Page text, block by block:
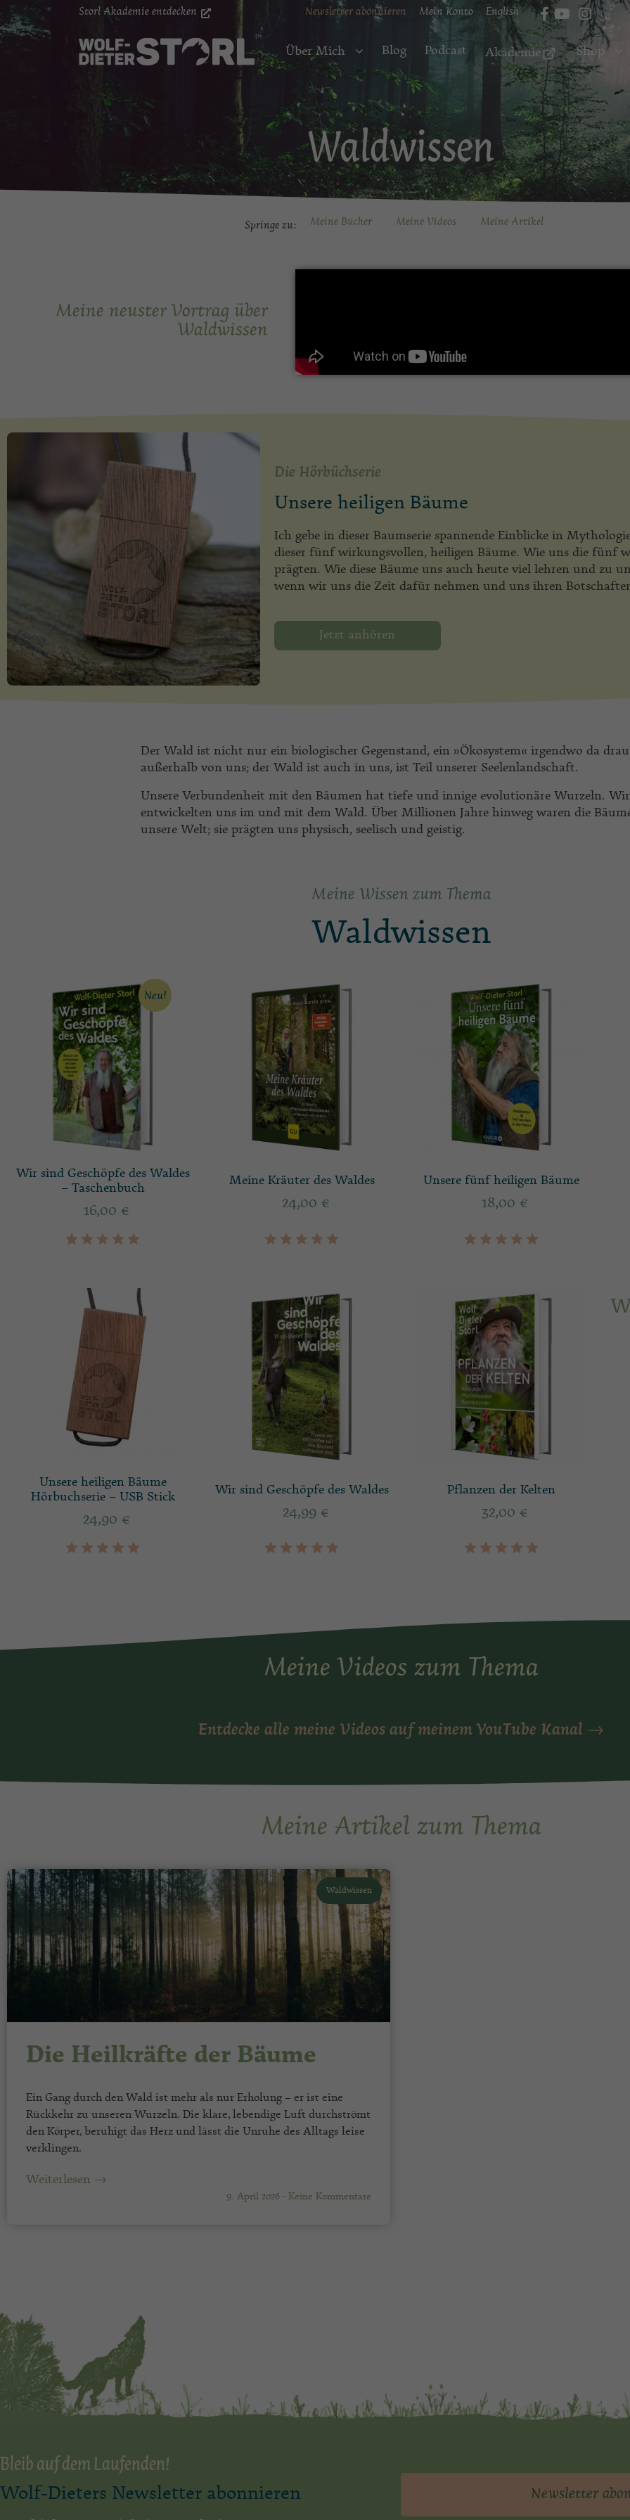
Storl Akademie entdecken Newsletter abonnieren Mein Konto English
Über Mich Blog Podcast Akademie Shop
Waldwissen
Springe zu: Meine Bücher Meine Videos Meine Artikel
Meine neuster Vortrag über
Waldwissen
Die Hörbüchserie
Unsere heiligen Bäume
Ich gebe in dieser Baumserie spannende Einblicke in
dieser fünf wirkungsvollen, heiligen Bäume. Wie uns die fünf
prägten. Wie diese Bäume uns auch heute viel lehren und zu
wenn wir uns die Zeit dafür nehmen und uns ihren
Jetzt anhören
Der Wald ist nicht nur ein biologischer Gegenstand, ein »Ökosystem« irgendwo da
außerhalb von uns; der Wald ist auch in uns, ist Teil unserer Seelenlandschaft.
Unsere Verbundenheit mit den Bäumen hat tiefe und innige evolutionäre Wurzeln. Wir
entwickelten uns im und mit dem Wald. Über Millionen Jahre hinweg waren die
unsere Welt; sie prägten uns physisch, seelisch und geistig.
Meine Wissen zum Thema
Waldwissen
Neu!
Wir sind Geschöpfe des Waldes
– Taschenbuch
16,00 €
Meine Kräuter des Waldes
24,00 €
Unsere fünf heiligen Bäume
18,00 €
Unsere heiligen Bäume
Hörbuchserie – USB Stick
24,90 €
Wir sind Geschöpfe des Waldes
24,99 €
Pflanzen der Kelten
32,00 €
Meine Videos zum Thema
Entdecke alle meine Videos auf meinem YouTube Kanal →
Meine Artikel zum Thema
9. April 2026
Waldwissen
· Keine Kommentare
Die Heilkräfte der Bäume
Ein Gang durch den Wald ist mehr als nur Erholung – er ist eine
Rückkehr zu unseren Wurzeln. Die klare, lebendige Luft durchströmt
den Körper, beruhigt das Herz und lässt die Unruhe des Alltags leise
verklingen.
Weiterlesen →
Bleib auf dem Laufenden!
Wolf-Dieters Newsletter abonnieren Newsletter